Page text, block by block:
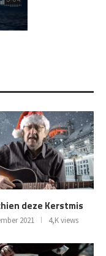
deze Kerstmis
2021 4,K views